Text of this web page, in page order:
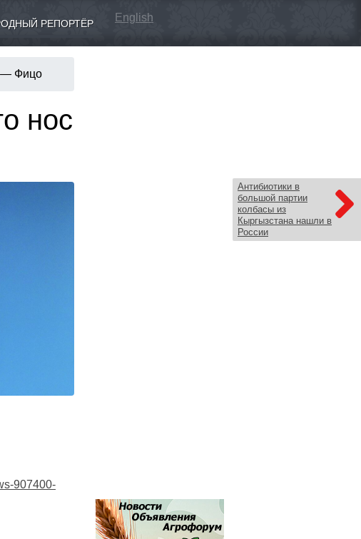
РЕПОРТЁР English
— Фицо
Антибиотики в
большой партии
колбасы из
Кыргызстана нашли в
России
нос
907400-